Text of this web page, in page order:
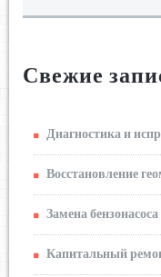
Свежие
Диагностика и
Восстановление
Замена бензонасоса
Капитальный